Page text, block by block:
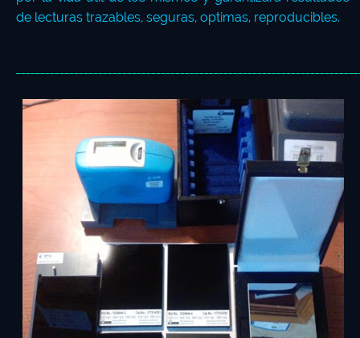
de lecturas trazables, seguras, optimas, reproducibles.